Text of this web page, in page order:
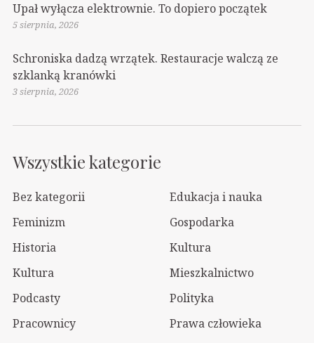
Upał wyłącza elektrownie. To dopiero początek
5 sierpnia, 2026
Schroniska dadzą wrzątek. Restauracje walczą ze
szklanką kranówki
3 sierpnia, 2026
Wszystkie kategorie
Bez kategorii
Edukacja i nauka
Feminizm
Gospodarka
Historia
Kultura
Kultura
Mieszkalnictwo
Podcasty
Polityka
Pracownicy
Prawa człowieka